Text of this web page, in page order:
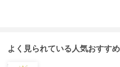
よく見られている人気おすす